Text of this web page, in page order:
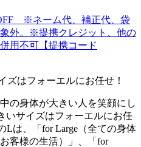
※ネーム代、補正代、袋
外。※提携クレジット、他の
用不可【提携コード
ズはフォーエルにお任せ！
の身体が大きい人を笑顔にし
いサイズはフォーエルにお任
Lは、「for Large（全ての身体
客様の生活）」、「for